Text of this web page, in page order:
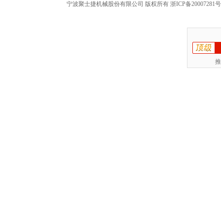
宁波聚士捷机械股份有限公司 版权所有 浙ICP备20007281